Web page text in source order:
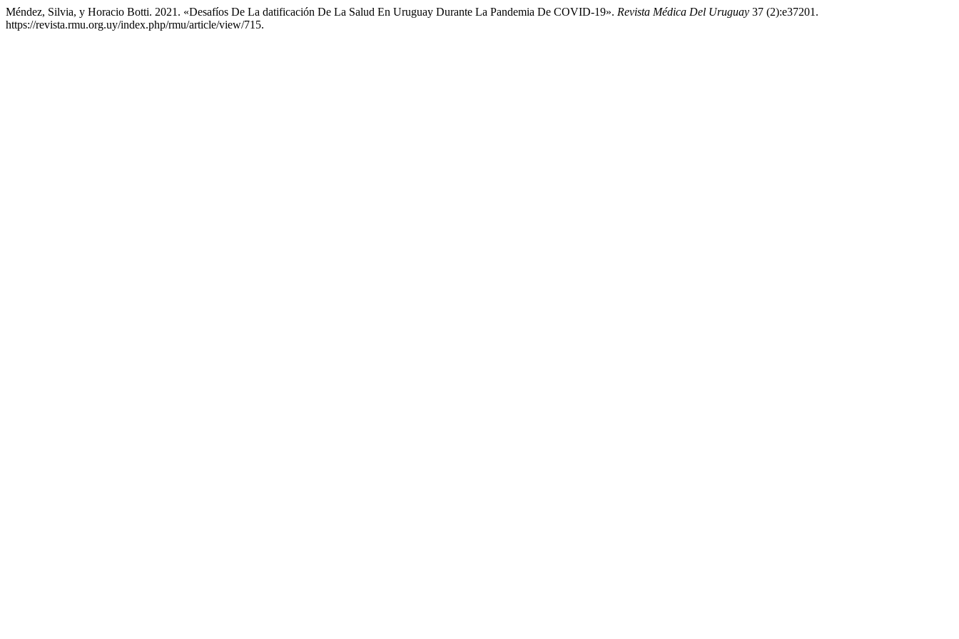
Méndez, Silvia, y Horacio Botti. 2021. «Desafíos De La datificación De La Salud En Uruguay Durante La Pandemia De COVID-19». Revista Médica Del Uruguay 37 (2):e37201.
https://revista.rmu.org.uy/index.php/rmu/article/view/715.